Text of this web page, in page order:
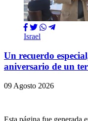
Israel
Un recuerdo
aniversario de un
09 Agosto 2026
Esta página fue generada